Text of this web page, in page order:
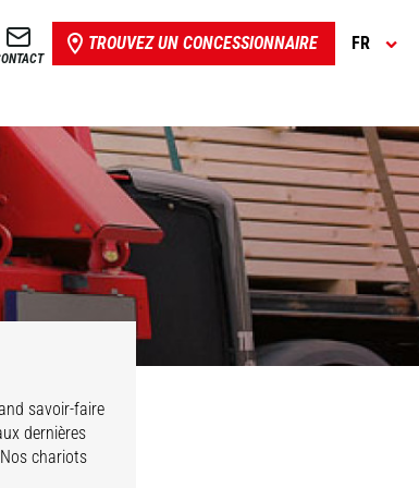
TROUVEZ UN CONCESSIONNAIRE FR
savoir-faire
dernières
chariots